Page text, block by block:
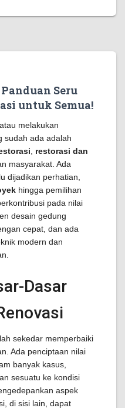
Seru
untuk Semua!
melakukan
sudah ada adalah
restorasi dan
masyarakat. Ada
dijadikan perhatian,
hingga pemilihan
pada nilai
desain gedung
cepat, dan ada
modern dan
Dasar
sekedar memperbaiki
Ada penciptaan nilai
banyak kasus,
sesuatu ke kondisi
aspek
di sisi lain, dapat